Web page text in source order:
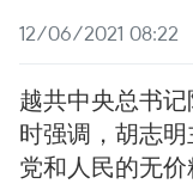
12/06/2021 08:22
越共中央总书
时强调，胡志
党和人民的无